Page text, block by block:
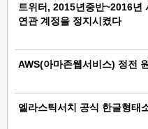
트위터, 2015년중반~2016년
연관 계정을 정지시켰다
AWS(아마존웹서비스) 정전
엘라스틱서치 공식 한글형태